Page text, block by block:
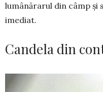
lumânărarul din câmp și
imediat.
Candela din